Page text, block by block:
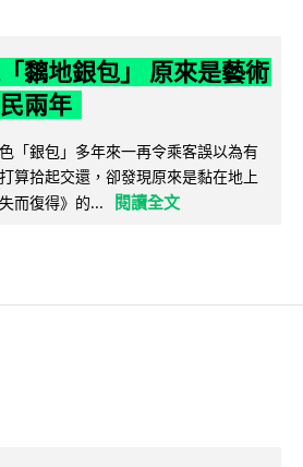
黐地銀包」 原來是藝術
兩年
「銀包」多年來一再令乘客誤以為有
算拾起交還，卻發現原來是黏在地上
而復得》的...
閱讀全文